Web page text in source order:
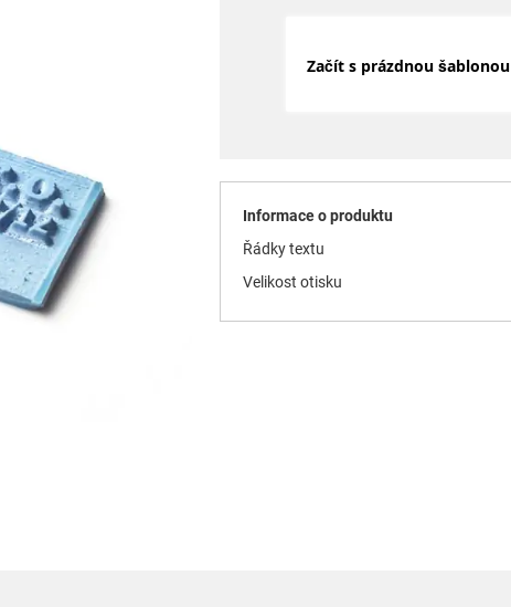
Začít s prázdnou šablonou
Informace o produktu
Řádky textu
Velikost otisku